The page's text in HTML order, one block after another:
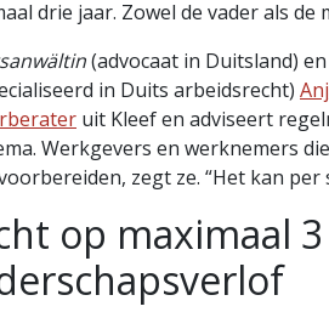
drie jaar. Zowel de vader als
(advocaat in Duitsland) en
in Duits arbeidsrecht)
uit Kleef en adviseert
Werkgevers en werknemers
zegt ze. “Het kan per
op maximaal